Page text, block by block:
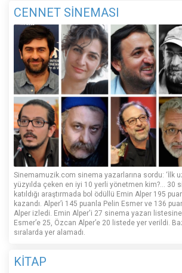
CENNET SİNEMASI
Sinemamuzik.com sinema yazarlarına sordu: ‘İlk
yüzyılda çeken en iyi 10 yerli yönetmen kim?... 30
katıldığı araştırmada bol ödüllü Emin Alper 195
kazandı. Alper’i 145 puanla Pelin Esmer ve 136
Alper izledi. Emin Alper'i 27 sinema yazarı listesine
Esmer’e 25, Özcan Alper’e 20 listede yer verildi.
sıralarda yer alamadı.
KİTAP